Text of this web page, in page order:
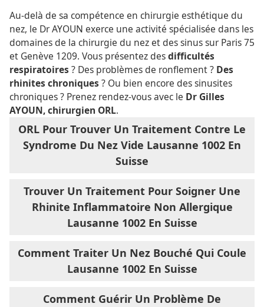
Au-delà de sa compétence en chirurgie esthétique du
nez, le Dr AYOUN exerce une activité spécialisée dans les
domaines de la chirurgie du nez et des sinus sur Paris 75
et Genève 1209. Vous présentez desdifficultés
respiratoires ? Des problèmes de ronflement ? Des
rhinites chroniques ? Ou bien encore des sinusites
chroniques ? Prenez rendez-vous avec le Dr Gilles
AYOUN, chirurgien ORL.
ORL Pour Trouver Un Traitement Contre Le
Syndrome Du Nez Vide Lausanne 1002 En
Suisse
Trouver Un Traitement Pour Soigner Une
Rhinite Inflammatoire Non Allergique
Lausanne 1002 En Suisse
Comment Traiter Un Nez Bouché Qui Coule
Lausanne 1002 En Suisse
Comment Guérir Un Problème De